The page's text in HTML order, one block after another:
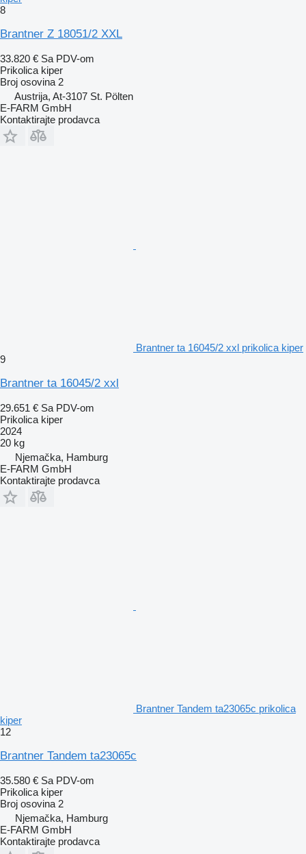
8
Brantner Z 18051/2 XXL
33.820 € Sa PDV-om
Prikolica kiper
Broj osovina 2
Austrija, At-3107 St. Pölten
E-FARM GmbH
Kontaktirajte prodavca
Brantner ta 16045/2 xxl prikolica kiper
9
Brantner ta 16045/2 xxl
29.651 € Sa PDV-om
Prikolica kiper
2024
20 kg
Njemačka, Hamburg
E-FARM GmbH
Kontaktirajte prodavca
Brantner Tandem ta23065c prikolica
kiper
12
Brantner Tandem ta23065c
35.580 € Sa PDV-om
Prikolica kiper
Broj osovina 2
Njemačka, Hamburg
E-FARM GmbH
Kontaktirajte prodavca